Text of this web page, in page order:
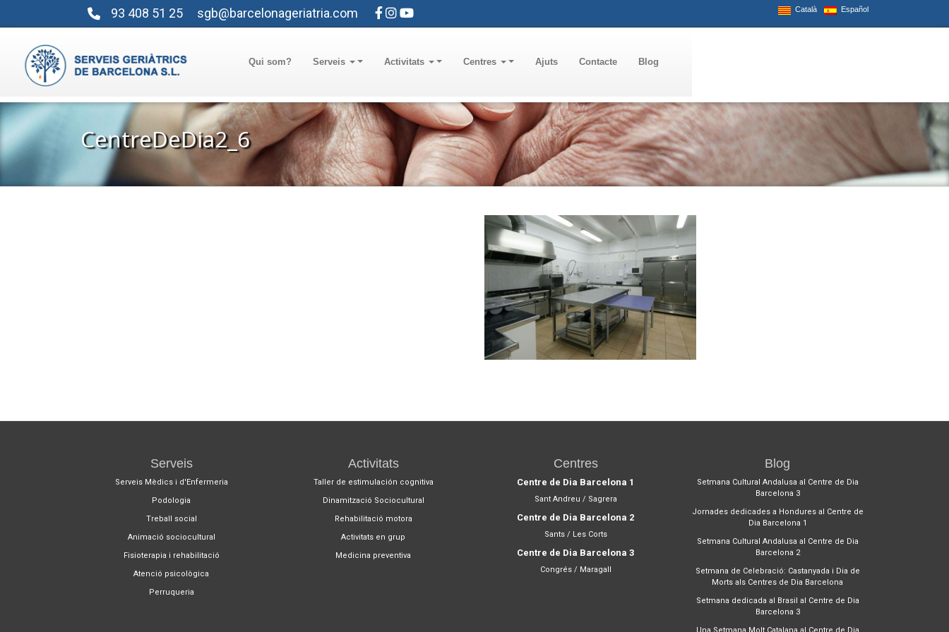
93 408 51 25 sgb@barcelonageriatria.com Català Español
Qui som? Serveis Activitats Centres Ajuts Contacte Blog
CentreDeDia2_6
Serveis
Serveis Mèdics i d'Enfermeria
Podologia
Treball social
Animació sociocultural
Fisioterapia i rehabilitació
Atenció psicològica
Perruqueria
Activitats
Taller de estimulación cognitiva
Dinamització Sociocultural
Rehabilitació motora
Activitats en grup
Medicina preventiva
Centres
Centre de Dia Barcelona 1
Sant Andreu / Sagrera
Centre de Dia Barcelona 2
Sants / Les Corts
Centre de Dia Barcelona 3
Congrés / Maragall
Blog
Setmana Cultural Andalusa al Centre de Dia
Barcelona 3
Jornades dedicades a Hondures al Centre de
Dia Barcelona 1
Setmana Cultural Andalusa al Centre de Dia
Barcelona 2
Setmana de Celebració: Castanyada i Dia de
Morts als Centres de Dia Barcelona
Setmana dedicada al Brasil al Centre de Dia
Barcelona 3
Una Setmana Molt Catalana al Centre de Dia